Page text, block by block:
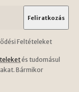
Feltételeket
és tudomásul
Bármikor